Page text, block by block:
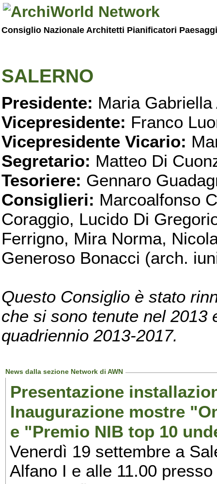
Consiglio Nazionale Architetti Pianificatori
SALERNO
Presidente: Maria Gabriella
Vicepresidente: Franco
Vicepresidente Vicario:
Segretario: Matteo Di
Tesoriere: Gennaro
Consiglieri: Marcoalfonso
Coraggio, Lucido Di
Ferrigno, Mira Norma,
Generoso Bonacci (arch.
Questo Consiglio è stato
che si sono tenute nel 2013
quadriennio 2013-2017.
News dalla sezione Network di AWN
Presentazione
Inaugurazione mostre
e "Premio NIB top 10
Venerdì 19 settembre a
Alfano I e alle 11.00